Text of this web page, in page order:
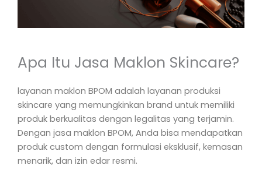
Apa Itu Jasa Maklon Skincare?
layanan maklon BPOM adalah layanan produksi
skincare yang memungkinkan brand untuk memiliki
produk berkualitas dengan legalitas yang terjamin.
Dengan jasa maklon BPOM, Anda bisa mendapatkan
produk custom dengan formulasi eksklusif, kemasan
menarik, dan izin edar resmi.